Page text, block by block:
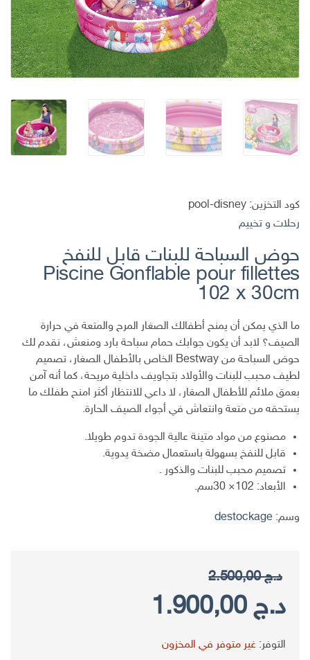
كود التخزين:pool-disney
رحلات و تخييم
حوض السباحة للبنات قابل للنفخ
Piscine Gonflable pour fillettes
102 x 30cm
ما الذي يمكن أن يمنح أطفالك الصغار المرح والمتعة في حرارة
الصيف؟ لابد أن يكون جوابك حمام سباحة بارد ومنعش، نقدم لك
حوض السباحة من Bestway الخاص بالأطفال الصغار، تصميم
لطيف محبب للبنات والأولاد بتجاويف داخلية مريحة، كما أنه آمن
بعمق ملائم للأطفال الصغار، لا داعي للانتظار أكثر امنح طفلك ما
يستحقه من متعة وانتعاش في أجواء الصيف الحارة.
مصنوع من مواد متينة عالية الجودة تدوم طويلا.
قابل للنفخ بسهولة باستعمال مضخة يدوية.
تصميم محبب للبنات والذكور .
الأبعاد: 102× 30سم.
وسم:destockage
د.ج2.500,00
السعر
الأصلي
د.ج1.900,00
السعر
الحالي
التوفر:غير متوفر في المخزون